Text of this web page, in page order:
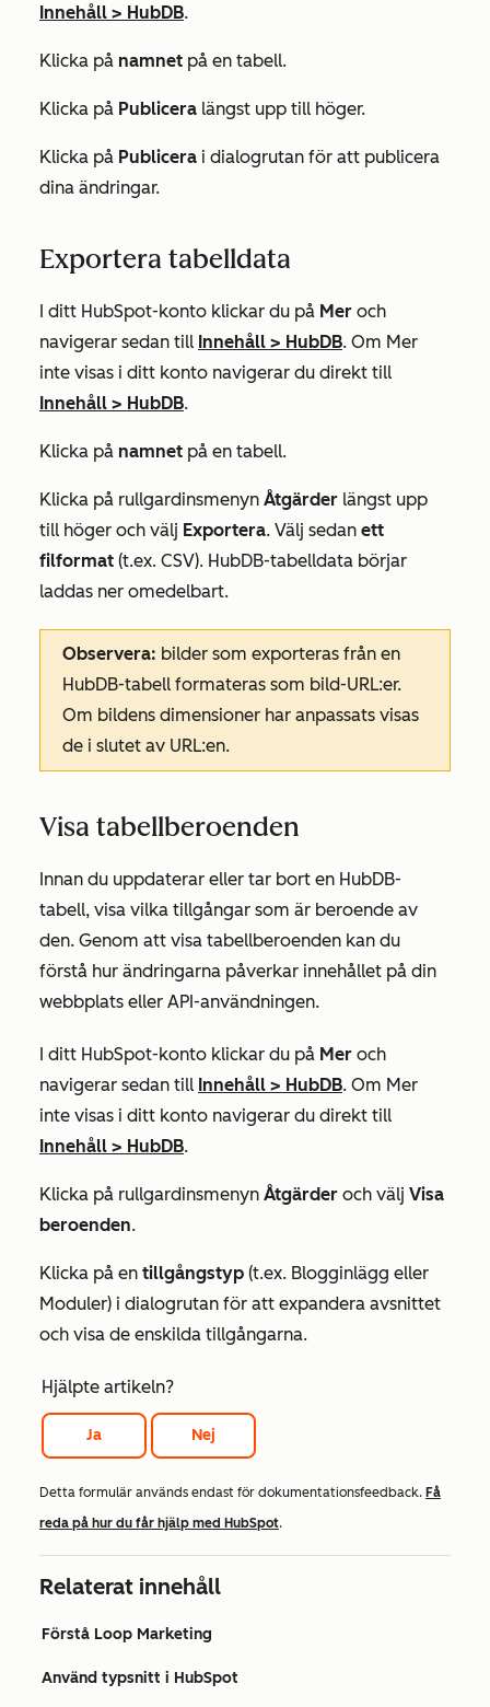
Innehåll > HubDB.
Klicka på namnet på en tabell.
Klicka på Publicera längst upp till höger.
Klicka på Publicera i dialogrutan för att publicera
dina ändringar.
Exportera tabelldata
I ditt HubSpot-konto klickar du på Mer och
navigerar sedan till Innehåll > HubDB. Om Mer
inte visas i ditt konto navigerar du direkt till
Innehåll > HubDB.
Klicka på namnet på en tabell.
Klicka på rullgardinsmenyn Åtgärder längst upp
till höger och välj Exportera. Välj sedan ett
filformat (t.ex. CSV). HubDB-tabelldata börjar
laddas ner omedelbart.
Observera: bilder som exporteras från en
HubDB-tabell formateras som bild-URL:er.
Om bildens dimensioner har anpassats visas
de i slutet av URL:en.
Visa tabellberoenden
Innan du uppdaterar eller tar bort en HubDB-
tabell, visa vilka tillgångar som är beroende av
den. Genom att visa tabellberoenden kan du
förstå hur ändringarna påverkar innehållet på din
webbplats eller API-användningen.
I ditt HubSpot-konto klickar du på Mer och
navigerar sedan till Innehåll > HubDB. Om Mer
inte visas i ditt konto navigerar du direkt till
Innehåll > HubDB.
Klicka på rullgardinsmenyn Åtgärder och välj Visa
beroenden.
Klicka på en tillgångstyp (t.ex. Blogginlägg eller
Moduler) i dialogrutan för att expandera avsnittet
och visa de enskilda tillgångarna.
Hjälpte artikeln?
Ja Nej
Detta formulär används endast för dokumentationsfeedback. Få
reda på hur du får hjälp med HubSpot.
Relaterat innehåll
Förstå Loop Marketing
Använd typsnitt i HubSpot